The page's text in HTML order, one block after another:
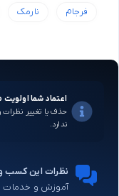
فرجام نارمک
اعتماد شما اولویت
حذف یا تغییر نظرات
ندارد.
نظرات این کسب و
آموزش و خدمات